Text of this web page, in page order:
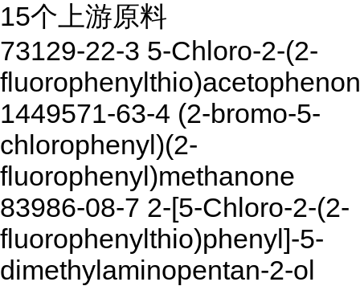
15个上游原料
73129-22-3 5-Chloro-2-(2-
1449571-63-4 (2-bromo-5-
chlorophenyl)(2-
fluorophenyl)methanone
83986-08-7 2-[5-Chloro-2-(2-
fluorophenylthio)phenyl]-5-
dimethylaminopentan-2-ol